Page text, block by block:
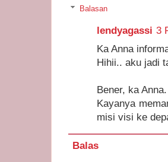
Balasan
lendyagassi 3
Ka Anna
Hihii.. aku jadi
Bener, ka Anna.
Kayanya
misi visi ke
Balas